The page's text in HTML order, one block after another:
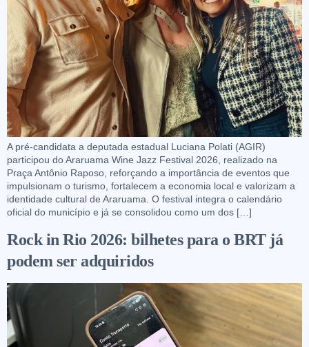
A pré-candidata a deputada estadual Luciana Polati (AGIR)
participou do Araruama Wine Jazz Festival 2026, realizado na
Praça Antônio Raposo, reforçando a importância de eventos que
impulsionam o turismo, fortalecem a economia local e valorizam a
identidade cultural de Araruama. O festival integra o calendário
oficial do município e já se consolidou como um dos […]
Rock in Rio 2026: bilhetes para o BRT já
podem ser adquiridos